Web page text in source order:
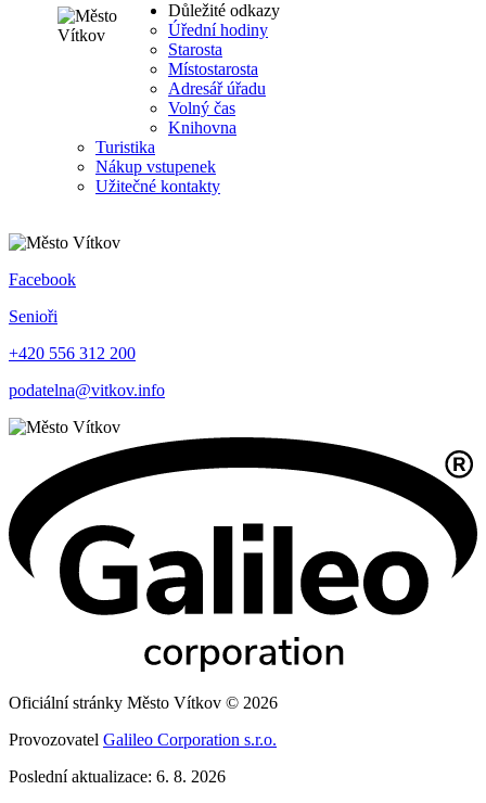
Důležité odkazy
Úřední hodiny
Starosta
Místostarosta
Adresář úřadu
Volný čas
Knihovna
Turistika
Nákup vstupenek
Užitečné kontakty
Facebook
Senioři
+420 556 312 200
podatelna@vitkov.info
Oficiální stránky Město Vítkov © 2026
Provozovatel Galileo Corporation s.r.o.
Poslední aktualizace: 6. 8. 2026